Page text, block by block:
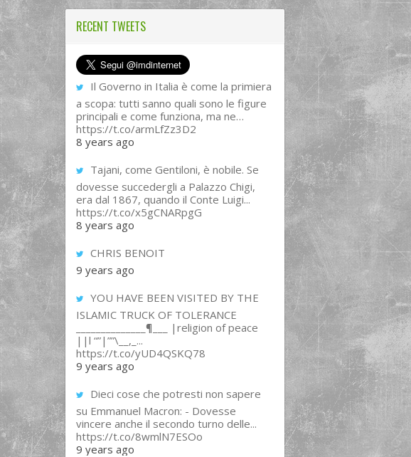
RECENT TWEETS
Il Governo in Italia è come la primiera
a scopa: tutti sanno quali sono le figure
principali e come funziona, ma ne…
https://t.co/armLfZz3D2
8 years ago
Tajani, come Gentiloni, è nobile. Se
dovesse succedergli a Palazzo Chigi,
era dal 1867, quando il Conte Luigi...
https://t.co/x5gCNARpgG
8 years ago
CHRIS BENOIT
9 years ago
YOU HAVE BEEN VISITED BY THE
ISLAMIC TRUCK OF TOLERANCE
______________¶___ |religion of peace
||l “”|””\__,_...
https://t.co/yUD4QSKQ78
9 years ago
Dieci cose che potresti non sapere
su Emmanuel Macron: - Dovesse
vincere anche il secondo turno delle...
https://t.co/8wmlN7ESOo
9 years ago